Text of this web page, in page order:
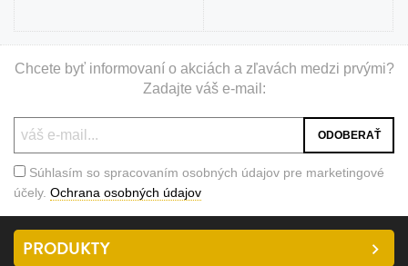
Chcete byť informovaní o akciách a zľavách medzi prvými?
Zadajte váš e-mail:
Súhlasím so spracovaním osobných údajov pre marketingové
účely. Ochrana osobných údajov
PRODUKTY